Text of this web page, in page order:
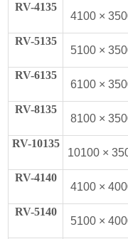
RV-4135
4100 ×
RV-5135
5100 ×
RV-6135
6100 ×
RV-8135
8100 ×
RV-10135
10100 ×
RV-4140
4100 ×
RV-5140
5100 ×